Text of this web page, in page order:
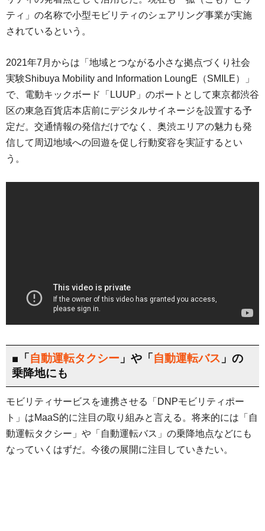
ティ」の名称で小型モビリティのシェアリング事業が実施
されているという。
2021年7月からは「地域とつながる小さな拠点づくり社会
実験Shibuya Mobility and Information LoungE（SMILE）」
で、電動キックボード「LUUP」のポートとして東京都渋谷
区の東急百貨店本店前にデジタルサイネージを設置する予
定だ。交通情報の発信だけでなく、奥渋エリアの魅力も発
信して周辺地域への回遊を促し行動変容を実証するとい
う。
■「自動運転タクシー 」や「自動運転バス 」の
乗降地にも
モビリティサービスを連携させる「DNPモビリティポー
ト」はMaaS的に注目の取り組みと言える。将来的には「自
動運転タクシー」や「自動運転バス」の乗降地点などにも
なっていくはずだ。今後の展開に注目していきたい。